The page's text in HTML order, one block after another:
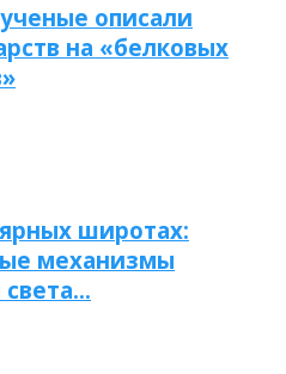
описали
на «белковых
широтах:
механизмы